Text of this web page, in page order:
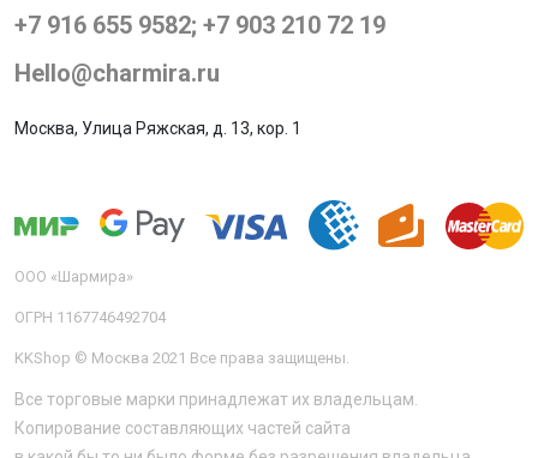
+7 916 655 9582; +7 903 210 72 19
Hello@charmira.ru
Москва, Улица Ряжская, д. 13, кор. 1
ООО «Шармира»
ОГРН 1167746492704
KKShop © Москва 2021 Все права защищены.
Все торговые марки принадлежат их владельцам.
Копирование составляющих частей сайта